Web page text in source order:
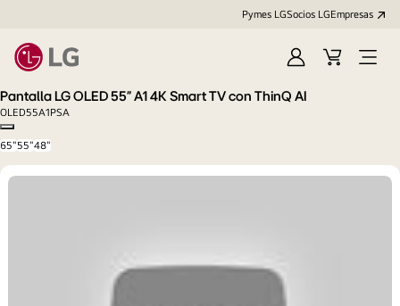
Pymes LGSocios LGEmpresas
Iniciar
sesión
CarritoOpen
Pantalla LG OLED 55" A1 4K Smart TV con ThinQ AI
OLED55A1PSA
Copy model name
65"55"48"